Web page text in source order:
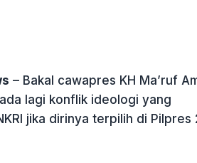
– Bakal cawapres KH Ma’ruf
lagi konflik ideologi yang
jika dirinya terpilih di Pilpres